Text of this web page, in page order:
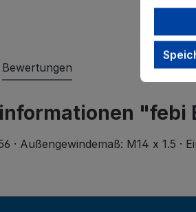
Bewertungen
"febi
· Außengewindemaß: M14 x 1.5 ·